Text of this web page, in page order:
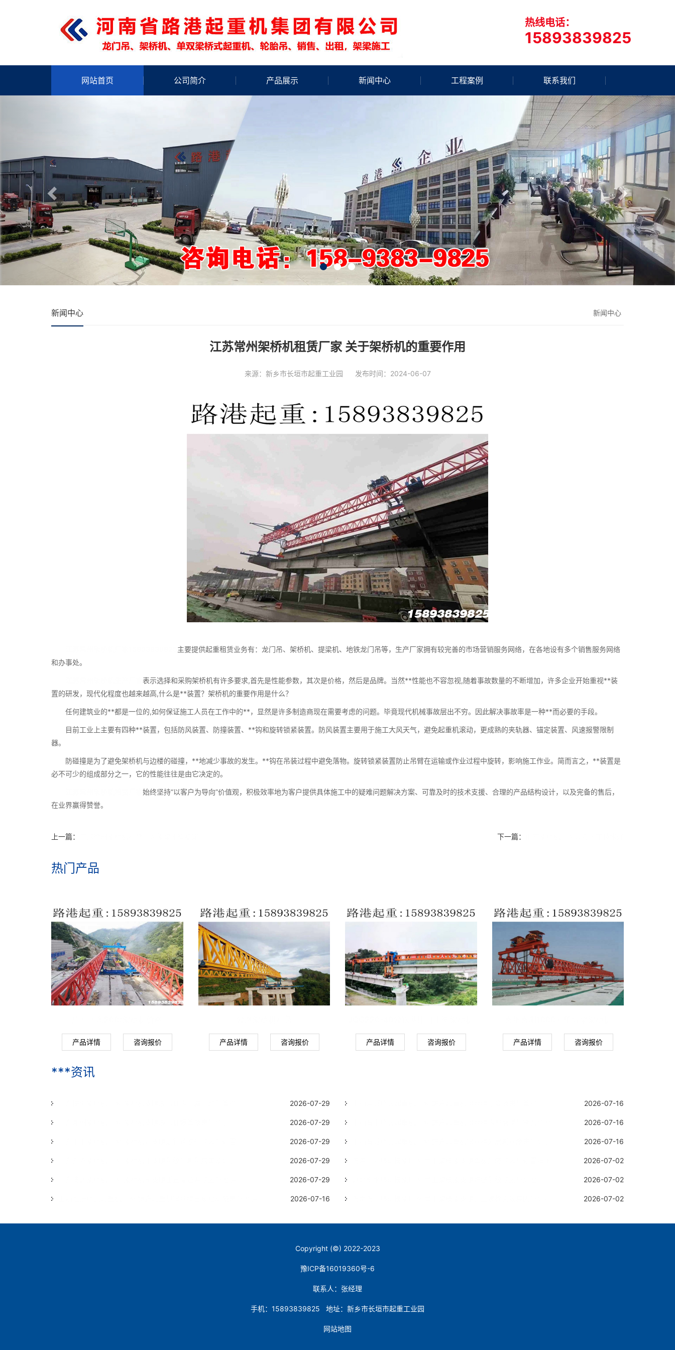
热线电话：
15893839825
网站首页 公司简介 产品展示 新闻中心 工程案例 联系我们
Next
新闻中心 新闻中心
江苏常州架桥机租赁厂家 关于架桥机的重要作用
来源：新乡市长垣市起重工业园 发布时间：2024-06-07
主要提供起重租赁业务有：龙门吊、架桥机、提梁机、地铁龙门吊等，生产厂家拥有较完善的市场营销服务网络，在各地设有多个销售服务网络
和办事处。
表示选择和采购架桥机有许多要求,首先是性能参数，其次是价格，然后是品牌。当然**性能也不容忽视,随着事故数量的不断增加，许多企业开始重视**装
置的研发，现代化程度也越来越高,什么是**装置？架桥机的重要作用是什么？
任何建筑业的**都是一位的,如何保证施工人员在工作中的**，显然是许多制造商现在需要考虑的问题。毕竟现代机械事故层出不穷。因此解决事故率是一种**而必要的手段。
目前工业上主要有四种**装置，包括防风装置、防撞装置、**钩和旋转锁紧装置。防风装置主要用于施工大风天气，避免起重机滚动，更成熟的夹轨器、锚定装置、风速报警限制
器。
防碰撞是为了避免架桥机与边楼的碰撞，**地减少事故的发生。**钩在吊装过程中避免落物。旋转锁紧装置防止吊臂在运输或作业过程中旋转，影响施工作业。简而言之，**装置是
必不可少的组成部分之一，它的性能往往是由它决定的。
始终坚持“以客户为导向”价值观，积极效率地为客户提供具体施工中的疑难问题解决方案、可靠及时的技术支援、合理的产品结构设计，以及完备的售后，
在业界赢得赞誉。
上一篇： 下一篇：
热门产品
产品详情 咨询报价 产品详情 咨询报价 产品详情 咨询报价 产品详情 咨询报价
***资讯
2026-07-29
2026-07-29
2026-07-29
2026-07-29
2026-07-29
2026-07-16
2026-07-16
2026-07-16
2026-07-16
2026-07-02
2026-07-02
2026-07-02
Copyright (©) 2022-2023
豫ICP备16019360号-6
联系人：张经理
手机：15893839825 地址：新乡市长垣市起重工业园
网站地图